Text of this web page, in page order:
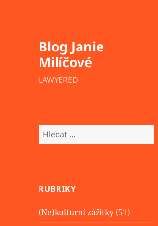
Blog Janie
Milíčové
LAWYERED!
Vyhledávání
RUBRIKY
(Ne)kulturní zážitky (51)